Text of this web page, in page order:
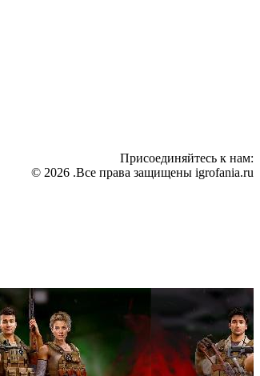
Присоединяйтесь к нам:
© 2026 .Все права защищены igrofania.ru